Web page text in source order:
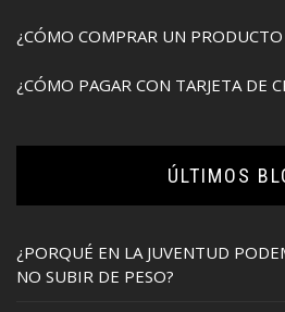
¿CÓMO COMPRAR UN
¿CÓMO PAGAR CON TARJETA DE
ÚLTIMOS
¿PORQUÉ EN LA JUVENTUD
NO SUBIR DE PESO?